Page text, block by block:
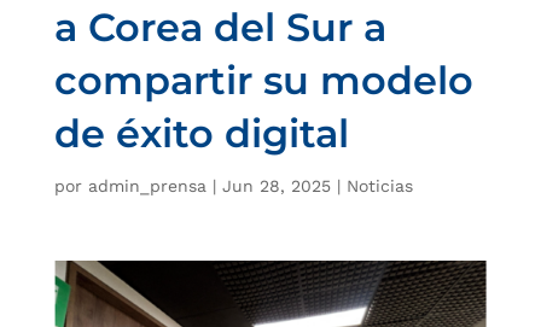
a Corea del Sur a
compartir su modelo
de éxito digital
por admin_prensa | Jun 28, 2025| Noticias